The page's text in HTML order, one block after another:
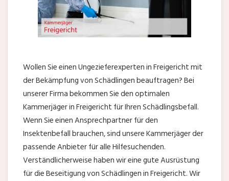
Wollen Sie einen Ungezieferexperten in Freigericht mit
der Bekämpfung von Schädlingen beauftragen? Bei
unserer Firma bekommen Sie den optimalen
Kammerjäger in Freigericht für Ihren Schädlingsbefall.
Wenn Sie einen Ansprechpartner für den
Insektenbefall brauchen, sind unsere Kammerjäger der
passende Anbieter für alle Hilfesuchenden.
Verständlicherweise haben wir eine gute Ausrüstung
für die Beseitigung von Schädlingen in Freigericht. Wir